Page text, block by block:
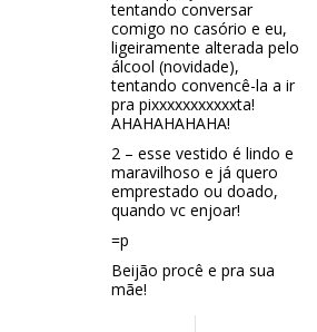
tentando conversar
comigo no casório e eu,
ligeiramente alterada pelo
álcool (novidade),
tentando convencê-la a ir
pra pixxxxxxxxxxxta!
AHAHAHAHAHA!
2 – esse vestido é lindo e
maravilhoso e já quero
emprestado ou doado,
quando vc enjoar!
=p
Beijão procê e pra sua
mãe!